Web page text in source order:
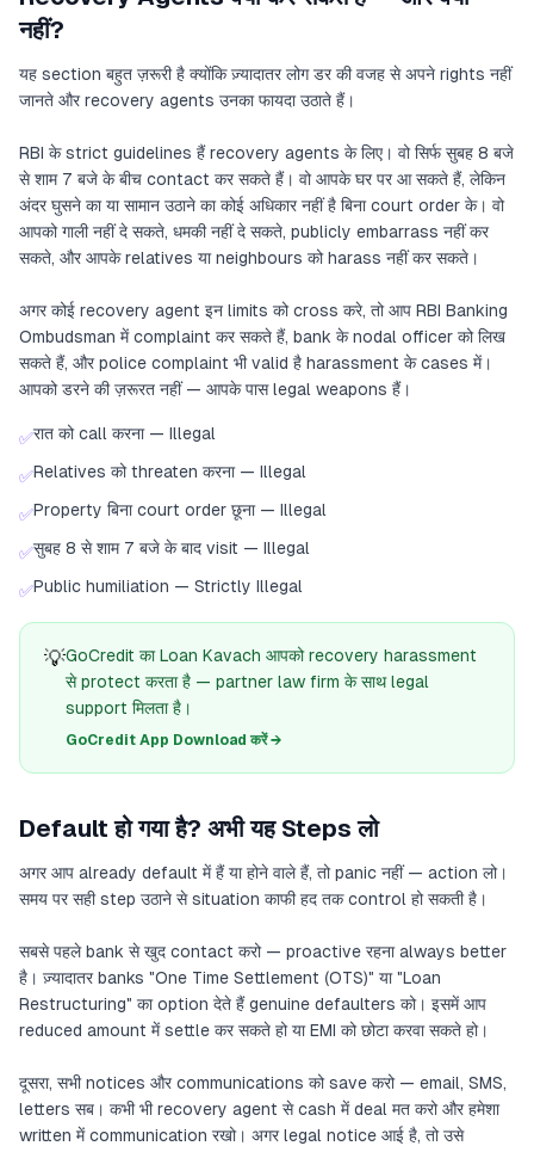
नहीं?
यह section बहुत ज़रूरी है क्योंकि ज़्यादातर लोग डर की वजह से अपने rights नहीं
जानते और recovery agents उनका फायदा उठाते हैं।
RBI के strict guidelines हैं recovery agents के लिए। वो सिर्फ सुबह 8 बजे
से शाम 7 बजे के बीच contact कर सकते हैं। वो आपके घर पर आ सकते हैं, लेकिन
अंदर घुसने का या सामान उठाने का कोई अधिकार नहीं है बिना court order के। वो
आपको गाली नहीं दे सकते, धमकी नहीं दे सकते, publicly embarrass नहीं कर
सकते, और आपके relatives या neighbours को harass नहीं कर सकते।
अगर कोई recovery agent इन limits को cross करे, तो आप RBI Banking
Ombudsman में complaint कर सकते हैं, bank के nodal officer को लिख
सकते हैं, और police complaint भी valid है harassment के cases में।
आपको डरने की ज़रूरत नहीं — आपके पास legal weapons हैं।
✅रात को call करना — Illegal
✅Relatives को threaten करना — Illegal
✅Property बिना court order छूना — Illegal
✅सुबह 8 से शाम 7 बजे के बाद visit — Illegal
✅Public humiliation — Strictly Illegal
💡GoCredit का Loan Kavach आपको recovery harassment
से protect करता है — partner law firm के साथ legal
support मिलता है।
GoCredit App Download करें →
Default हो गया है? अभी यह Steps लो
अगर आप already default में हैं या होने वाले हैं, तो panic नहीं — action लो।
समय पर सही step उठाने से situation काफी हद तक control हो सकती है।
सबसे पहले bank से खुद contact करो — proactive रहना always better
है। ज़्यादातर banks "One Time Settlement (OTS)" या "Loan
Restructuring" का option देते हैं genuine defaulters को। इसमें आप
reduced amount में settle कर सकते हो या EMI को छोटा करवा सकते हो।
दूसरा, सभी notices और communications को save करो — email, SMS,
letters सब। कभी भी recovery agent से cash में deal मत करो और हमेशा
written में communication रखो। अगर legal notice आई है, तो उसे